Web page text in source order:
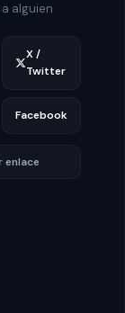
alguien
X /
Twitter
Facebook
enlace